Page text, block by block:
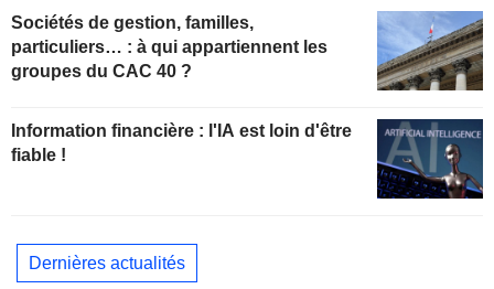
Sociétés de gestion, familles,
particuliers… : à qui appartiennent les
groupes du CAC 40 ?
Information financière : l'IA est loin d'être
fiable !
Dernières actualités